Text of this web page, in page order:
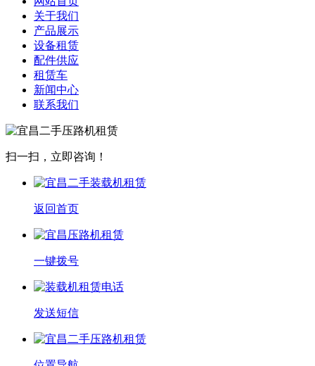
关于我们
产品展示
设备租赁
配件供应
租赁车
新闻中心
联系我们
扫一扫，立即咨询！
返回首页
一键拨号
发送短信